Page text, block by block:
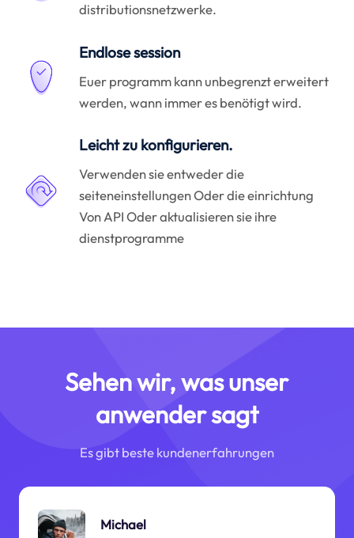
distributionsnetzwerke.
Endlose session
Euer programm kann unbegrenzt erweitert
werden, wann immer es benötigt wird.
Leicht zu konfigurieren.
Verwenden sie entweder die
seiteneinstellungen Oder die einrichtung
Von API Oder aktualisieren sie ihre
dienstprogramme
Sehen wir, was unser
anwender sagt
Es gibt beste kundenerfahrungen
Michael